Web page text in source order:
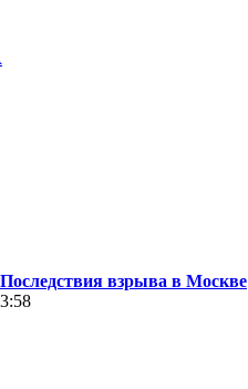
взрыва в Москве